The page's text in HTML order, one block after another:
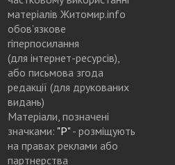
матеріалів Житомир.info
обов’язкове
гіперпосилання
(для інтернет-ресурсів),
або письмова згода
редакції (для друкованих
видань)
Матеріали, позначені
значками: "Р"- розміщують
на правах реклами або
партнерства